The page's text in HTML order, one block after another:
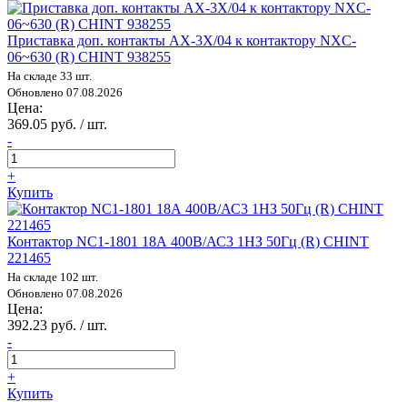
Приставка доп. контакты AX-3X/04 к контактору NXC-
06~630 (R) CHINT 938255
На складе 33 шт.
Обновлено 07.08.2026
Цена:
369.05 руб. / шт.
-
+
Купить
Контактор NC1-1801 18А 400В/АС3 1НЗ 50Гц (R) CHINT
221465
На складе 102 шт.
Обновлено 07.08.2026
Цена:
392.23 руб. / шт.
-
+
Купить